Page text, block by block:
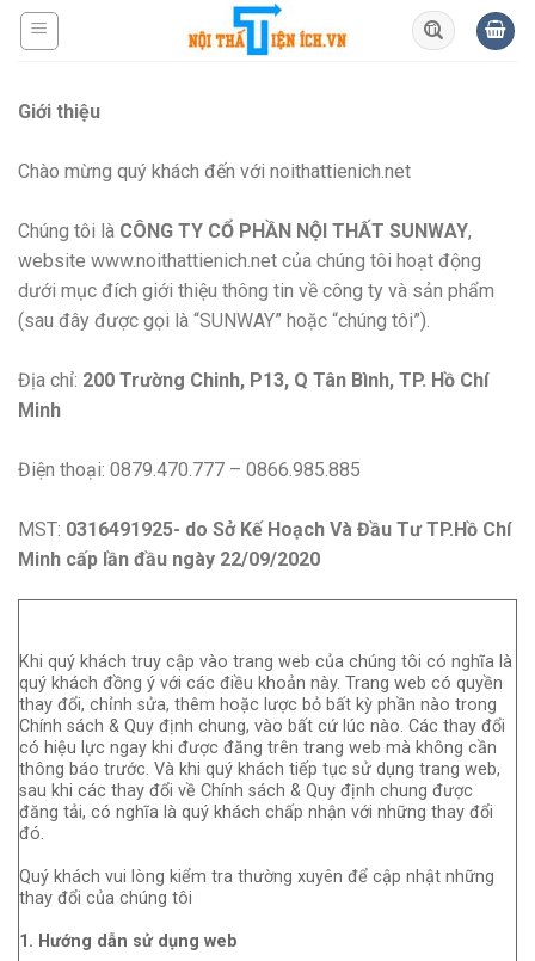
Skip
Giới thiệu
Chào mừng quý khách đến với noithattienich.net
Chúng tôi là CÔNG TY CỔ PHẦN NỘI THẤT SUNWAY,
website www.noithattienich.net của chúng tôi hoạt động
dưới mục đích giới thiệu thông tin về công ty và sản phẩm
(sau đây được gọi là “SUNWAY” hoặc “chúng tôi”).
Địa chỉ: 200 Trường Chinh, P13, Q Tân Bình, TP. Hồ Chí
Minh
Điện thoại: 0879.470.777 – 0866.985.885
MST: 0316491925- do Sở Kế Hoạch Và Đầu Tư TP.Hồ Chí
Minh cấp lần đầu ngày 22/09/2020
Khi quý khách truy cập vào trang web của chúng tôi có nghĩa là
quý khách đồng ý với các điều khoản này. Trang web có quyền
thay đổi, chỉnh sửa, thêm hoặc lược bỏ bất kỳ phần nào trong
Chính sách & Quy định chung, vào bất cứ lúc nào. Các thay đổi
có hiệu lực ngay khi được đăng trên trang web mà không cần
thông báo trước. Và khi quý khách tiếp tục sử dụng trang web,
sau khi các thay đổi về Chính sách & Quy định chung được
đăng tải, có nghĩa là quý khách chấp nhận với những thay đổi
đó.
Quý khách vui lòng kiểm tra thường xuyên để cập nhật những
thay đổi của chúng tôi
1. Hướng dẫn sử dụng web